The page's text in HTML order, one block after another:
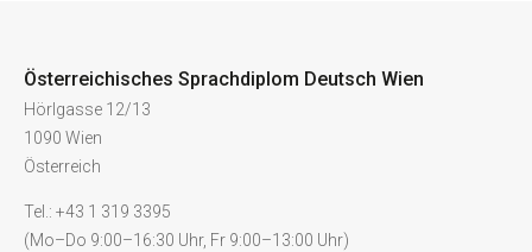
Österreichisches Sprachdiplom Deutsch Wien
Hörlgasse 12/13
1090 Wien
Österreich
Tel.: +43 1 319 3395
(Mo–Do 9:00–16:30 Uhr, Fr 9:00–13:00 Uhr)